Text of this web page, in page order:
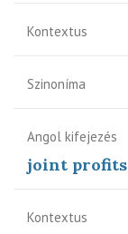
Kontextus
Szinoníma
Angol kifejezés
joint profits
Kontextus